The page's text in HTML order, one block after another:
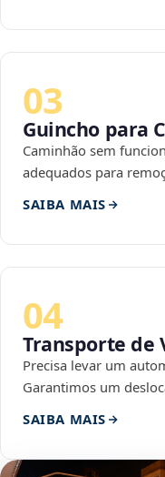
03
Guincho para
Caminhão sem
adequados para
SAIBA MAIS
04
Transporte de
Precisa levar um
Garantimos um
SAIBA MAIS